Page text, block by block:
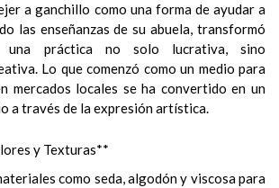
a ganchillo como una forma de ayudar a
las enseñanzas de su abuela, transformó
una práctica no solo lucrativa, sino
Lo que comenzó como un medio para
mercados locales se ha convertido en un
a través de la expresión artística.
y Texturas**
como seda, algodón y viscosa para